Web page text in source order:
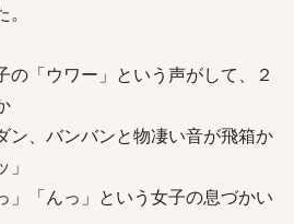
の「ウワー」という声がして、２
ン、バンバンと物凄い音が飛箱か
」「んっ」という女子の息づかい